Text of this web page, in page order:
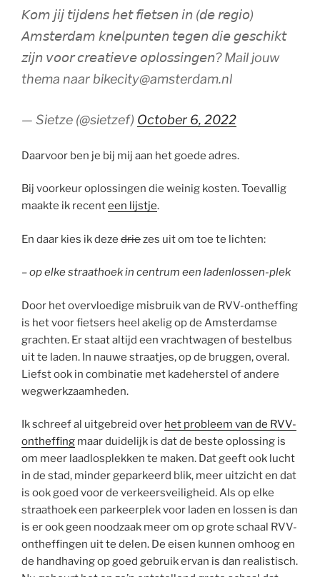
𝘒𝘰𝘮 𝘫𝘪𝘫 𝘵𝘪𝘫𝘥𝘦𝘯𝘴 𝘩𝘦𝘵 𝘧𝘪𝘦𝘵𝘴𝘦𝘯 𝘪𝘯 (𝘥𝘦 𝘳𝘦𝘨𝘪𝘰)
𝘈𝘮𝘴𝘵𝘦𝘳𝘥𝘢𝘮 𝘬𝘯𝘦𝘭𝘱𝘶𝘯𝘵𝘦𝘯 𝘵𝘦𝘨𝘦𝘯 𝘥𝘪𝘦 𝘨𝘦𝘴𝘤𝘩𝘪𝘬𝘵
𝘻𝘪𝘫𝘯 𝘷𝘰𝘰𝘳 𝘤𝘳𝘦𝘢𝘵𝘪𝘦𝘷𝘦 𝘰𝘱𝘭𝘰𝘴𝘴𝘪𝘯𝘨𝘦𝘯? Mail jouw
thema naar bikecity@amsterdam.nl
— Sietze (@sietzef) October 6, 2022
Daarvoor ben je bij mij aan het goede adres.
Bij voorkeur oplossingen die weinig kosten. Toevallig
maakte ik recenteen lijstje.
En daar kies ik deze driezes uit om toe te lichten:
– op elke straathoek in centrum een ladenlossen-plek
Door het overvloedige misbruik van de RVV-ontheffing
is het voor fietsers heel akelig op de Amsterdamse
grachten. Er staat altijd een vrachtwagen of bestelbus
uit te laden. In nauwe straatjes, op de bruggen, overal.
Liefst ook in combinatie met kadeherstel of andere
wegwerkzaamheden.
Ik schreef al uitgebreid over het probleem van de RVV-
ontheffing maar duidelijk is dat de beste oplossing is
om meer laadlosplekken te maken. Dat geeft ook lucht
in de stad, minder geparkeerd blik, meer uitzicht en dat
is ook goed voor de verkeersveiligheid. Als op elke
straathoek een parkeerplek voor laden en lossen is dan
is er ook geen noodzaak meer om op grote schaal RVV-
ontheffingen uit te delen. De eisen kunnen omhoog en
de handhaving op goed gebruik ervan is dan realistisch.